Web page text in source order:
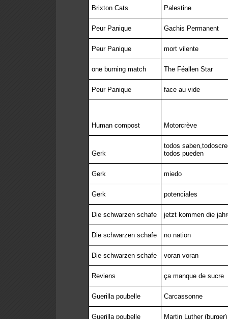
Brixton Cats Palestine
Peur Panique Gachis Permanent
Peur Panique mort vilente
one burning match The Féallen Star
Peur Panique face au vide
Human compost Motorcrève
Gerk
todos
todos pueden
Gerk miedo
Gerk potenciales
Die schwarzen schafe jetzt kommen die
Die schwarzen schafe no nation
Die schwarzen schafe voran voran
Reviens ça manque de sucre
Guerilla poubelle Carcassonne
Guerilla poubelle Martin Luther